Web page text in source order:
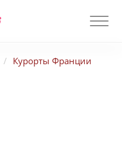
Курорты Франции